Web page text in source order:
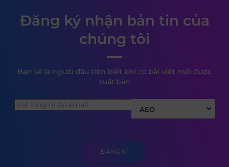
Đăng ký nhận bản tin của
chúng tôi
Bạn sẽ là người đầu tiên biết khi có bài viết mới được
xuất bản
AEO